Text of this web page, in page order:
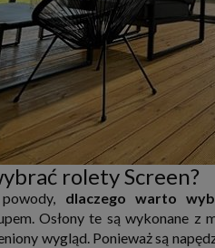
rolety Screen?
dlaczego warto
Osłony te są wykonane z
wygląd. Ponieważ są